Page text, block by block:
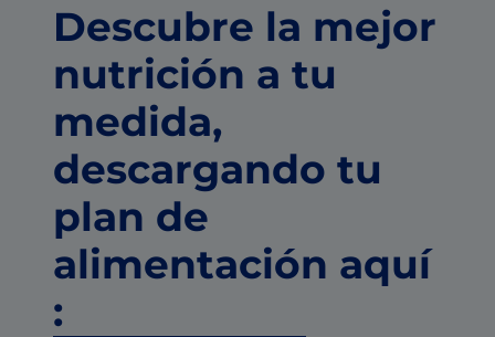
Descubre la mejor
nutrición a tu
medida,
descargando tu
plan de
alimentación aquí
: